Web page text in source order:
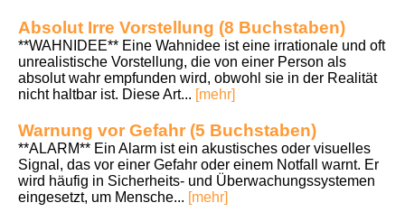
Absolut Irre Vorstellung (8 Buchstaben)
**WAHNIDEE** Eine Wahnidee ist eine irrationale und oft
unrealistische Vorstellung, die von einer Person als
absolut wahr empfunden wird, obwohl sie in der Realität
nicht haltbar ist. Diese Art... [mehr]
Warnung vor Gefahr (5 Buchstaben)
**ALARM** Ein Alarm ist ein akustisches oder visuelles
Signal, das vor einer Gefahr oder einem Notfall warnt. Er
wird häufig in Sicherheits- und Überwachungssystemen
eingesetzt, um Mensche... [mehr]